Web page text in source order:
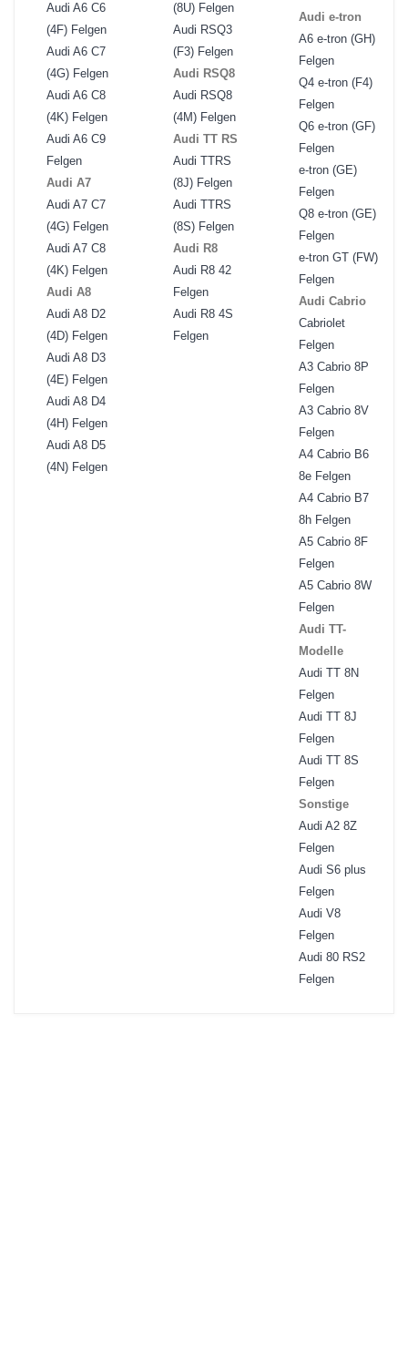
Audi A6 C6
(4F) Felgen
Audi A6 C7
(4G) Felgen
Audi A6 C8
(4K) Felgen
Audi A6 C9
Felgen
Audi A7
Audi A7 C7
(4G) Felgen
Audi A7 C8
(4K) Felgen
Audi A8
Audi A8 D2
(4D) Felgen
Audi A8 D3
(4E) Felgen
Audi A8 D4
(4H) Felgen
Audi A8 D5
(4N) Felgen
(8U) Felgen
Audi RSQ3
(F3) Felgen
Audi RSQ8
Audi RSQ8
(4M) Felgen
Audi TT RS
Audi TTRS
(8J) Felgen
Audi TTRS
(8S) Felgen
Audi R8
Audi R8 42
Felgen
Audi R8 4S
Felgen
Audi e-tron
A6 e-tron (GH)
Felgen
Q4 e-tron (F4)
Felgen
Q6 e-tron (GF)
Felgen
e-tron (GE)
Felgen
Q8 e-tron (GE)
Felgen
e-tron GT (FW)
Felgen
Audi Cabrio
Cabriolet
Felgen
A3 Cabrio 8P
Felgen
A3 Cabrio 8V
Felgen
A4 Cabrio B6
8e Felgen
A4 Cabrio B7
8h Felgen
A5 Cabrio 8F
Felgen
A5 Cabrio 8W
Felgen
Audi TT-
Modelle
Audi TT 8N
Felgen
Audi TT 8J
Felgen
Audi TT 8S
Felgen
Sonstige
Audi A2 8Z
Felgen
Audi S6 plus
Felgen
Audi V8
Felgen
Audi 80 RS2
Felgen